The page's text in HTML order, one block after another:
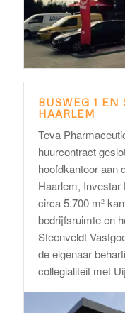
BUSWEG 1 EN
HAARLEM
Teva
huurcontract
hoofdkantoor aan
Haarlem, Investar
circa 5.700 m²
bedrijfsruimte en
Steenveldt
de eigenaar
collegialiteit met